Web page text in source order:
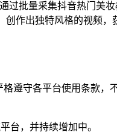
过批量采集抖音热门美
作出独特风格的视频
遵守各平台使用条款，
台，并持续增加中。